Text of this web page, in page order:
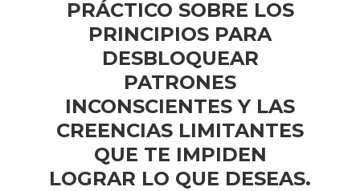
PRÁCTICO SOBRE LOS
PRINCIPIOS PARA
DESBLOQUEAR
PATRONES
INCONSCIENTES Y LAS
CREENCIAS LIMITANTES
QUE TE IMPIDEN
LOGRAR LO QUE DESEAS.